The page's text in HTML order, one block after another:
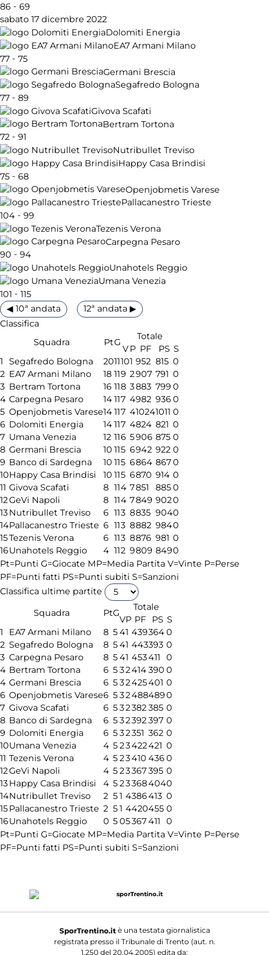
86 - 69
sabato 17 dicembre 2022
Dolomiti Energia
EA7 Armani Milano
77 - 75
Germani Brescia
Segafredo Bologna
77 - 89
Givova Scafati
Bertram Tortona
72 - 91
Nutribullet Treviso
Happy Casa Brindisi
75 - 68
Openjobmetis Varese
Pallacanestro Trieste
104 - 99
Tezenis Verona
Carpegna Pesaro
90 - 94
Unahotels Reggio
Umana Venezia
101 - 115
◀ 10ª andata
12ª andata ▶
Classifica
Squadra
PtG
Totale
VP PF PS S
1
Segafredo Bologna 2011101 952 815 0
2 EA7 Armani Milano 18 119 2907 791 0
3 Bertram Tortona 16 118 3883 799 0
4 Carpegna Pesaro 14117 4982 9360
5 Openjobmetis Varese14117 410241011 0
6 Dolomiti Energia 14117 4824 821 0
7 Umana Venezia 12 116 5906 875 0
8 Germani Brescia 10 115 6942 922 0
9 Banco di Sardegna 10 115 6864 8670
10Happy Casa Brindisi 10 115 6870 914 0
11 Givova Scafati 8 114 7851 8850
12GeVi Napoli 8 114 7849 9020
13Nutribullet Treviso 6 113 8835 9040
14Pallacanestro Trieste 6 113 8882 9840
15Tezenis Verona 6 113 8876 981 0
16Unahotels Reggio 4 112 9809 8490
Pt=Punti G=Giocate MP=Media Partita V=Vinte P=Perse
PF=Punti fatti PS=Punti subiti S=Sanzioni
Classifica ultime partite
Squadra
PtG
Totale
VP PF PS S
1
EA7 Armani Milano 8 541 4393640
2 Segafredo Bologna 8 541 443393 0
3 Carpegna Pesaro 8 541 453411
0
4 Bertram Tortona 6 532414390 0
4 Germani Brescia 6 532425401 0
6 Openjobmetis Varese6 5324884890
7 Givova Scafati 6 532382385 0
8 Banco di Sardegna 6 532392397 0
9 Dolomiti Energia 6 532351 362 0
10Umana Venezia 4 523422421 0
11 Tezenis Verona 4 523410 4360
12GeVi Napoli 4 523367395 0
13Happy Casa Brindisi 4 5233684040
14Nutribullet Treviso 2 51 4386413 0
15Pallacanestro Trieste 2 51 4420455 0
16Unahotels Reggio 0 505367411
0
Pt=Punti G=Giocate MP=Media Partita V=Vinte P=Perse
PF=Punti fatti PS=Punti subiti S=Sanzioni
SporTrentino.itè una testata giornalistica
registrata presso il Tribunale di Trento (aut. n.
1.250 del 20.04.2005) edita da: